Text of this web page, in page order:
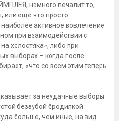
немного печалит то,
или еще что просто
активное вовлечение
при взаимодействии с
холостяка», либо при
выборах – когда после
«что со всем этим теперь
за неудачные выборы
беззубой бродилкой
больше, чем иные, на вид